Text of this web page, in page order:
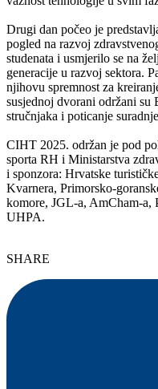
Drugi dan počeo je
pogled na razvoj
studenata i usmjerilo se na
generacije u razvoj sektora.
njihovu spremnost za
susjednoj dvorani održani su
stručnjaka i poticanje
CIHT 2025. održan je pod
sporta RH i Ministarstva
i sponzora: Hrvatske
Kvarnera, Primorsko-
komore, JGL-a, AmCham-a,
UHPA.
SHARE